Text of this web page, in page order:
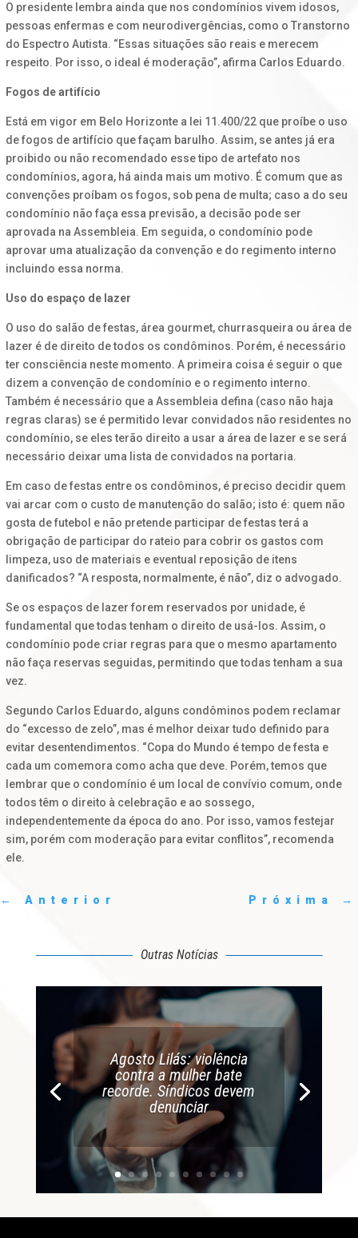
O presidente lembra ainda que nos condomínios vivem idosos,
pessoas enfermas e com neurodivergências, como o Transtorno
do Espectro Autista. “Essas situações são reais e merecem
respeito. Por isso, o ideal é moderação”, afirma Carlos Eduardo.
Fogos de artifício
Está em vigor em Belo Horizonte a lei 11.400/22 que proíbe o uso
de fogos de artifício que façam barulho. Assim, se antes já era
proibido ou não recomendado esse tipo de artefato nos
condomínios, agora, há ainda mais um motivo. É comum que as
convenções proíbam os fogos, sob pena de multa; caso a do seu
condomínio não faça essa previsão, a decisão pode ser
aprovada na Assembleia. Em seguida, o condomínio pode
aprovar uma atualização da convenção e do regimento interno
incluindo essa norma.
Uso do espaço de lazer
O uso do salão de festas, área gourmet, churrasqueira ou área de
lazer é de direito de todos os condôminos. Porém, é necessário
ter consciência neste momento. A primeira coisa é seguir o que
dizem a convenção de condomínio e o regimento interno.
Também é necessário que a Assembleia defina (caso não haja
regras claras) se é permitido levar convidados não residentes no
condomínio, se eles terão direito a usar a área de lazer e se será
necessário deixar uma lista de convidados na portaria.
Em caso de festas entre os condôminos, é preciso decidir quem
vai arcar com o custo de manutenção do salão; isto é: quem não
gosta de futebol e não pretende participar de festas terá a
obrigação de participar do rateio para cobrir os gastos com
limpeza, uso de materiais e eventual reposição de itens
danificados? “A resposta, normalmente, é não”, diz o advogado.
Se os espaços de lazer forem reservados por unidade, é
fundamental que todas tenham o direito de usá-los. Assim, o
condomínio pode criar regras para que o mesmo apartamento
não faça reservas seguidas, permitindo que todas tenham a sua
vez.
Segundo Carlos Eduardo, alguns condôminos podem reclamar
do “excesso de zelo”, mas é melhor deixar tudo definido para
evitar desentendimentos. “Copa do Mundo é tempo de festa e
cada um comemora como acha que deve. Porém, temos que
lembrar que o condomínio é um local de convívio comum, onde
todos têm o direito à celebração e ao sossego,
independentemente da época do ano. Por isso, vamos festejar
sim, porém com moderação para evitar conflitos”, recomenda
ele.
← Anterior Próxima →
Outras Notícias
Agosto Lilás: violência
contra a mulher bate
recorde. Síndicos devem
denunciar